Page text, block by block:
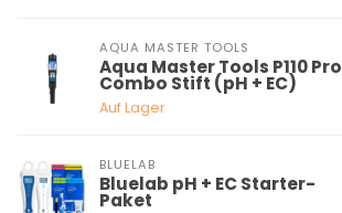
AQUA MASTER TOOLS
Aqua Master Tools P110 Pro
Combo Stift (pH + EC)
Auf Lager
BLUELAB
Bluelab pH + EC Starter-
Paket